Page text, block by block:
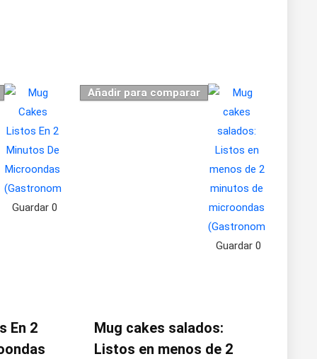
Guardar 0
En 2
Añadir para comparar
Guardar 0
Mug cakes salados:
Listos en menos de 2